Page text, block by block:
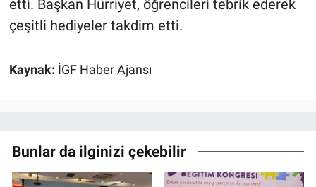
etti. Başkan Hürriyet, öğrencileri tebrik ederek
çeşitli hediyeler takdim etti.
Kaynak: İGF Haber Ajansı
Bunlar da ilginizi çekebilir